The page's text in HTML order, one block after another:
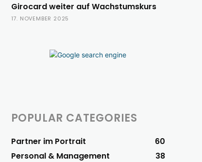
Girocard weiter auf Wachstumskurs
17. NOVEMBER 2025
POPULAR CATEGORIES
Partner im Portrait
60
Personal & Management
38